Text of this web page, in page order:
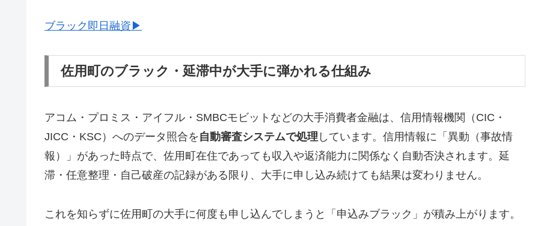
ブラック即日融資▶
佐用町のブラック・延滞中が大手に弾かれる仕組み
アコム・プロミス・アイフル・SMBCモビットなどの大手消費者金融は、信用情報機関（CIC・
JICC・KSC）へのデータ照合を 自動審査システムで処理 しています。信用情報に「異動（事故情
報）」があった時点で、佐用町在住であっても収入や返済能力に関係なく自動否決されます。延
滞・任意整理・自己破産の記録がある限り、大手に申し込み続けても結果は変わりません。
これを知らずに佐用町の大手に何度も申し込んでしまうと「申込みブラック」が積み上がります。